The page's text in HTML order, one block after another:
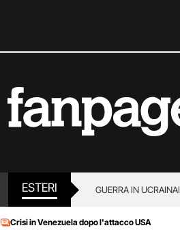
ESTERI GUERRA IN UCRAINA
Crisi in Venezuela dopo l'attacco USA